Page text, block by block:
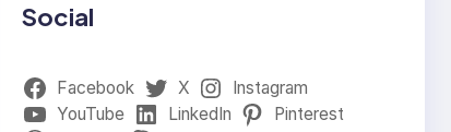
Social
Facebook X
Instagram
YouTube
LinkedIn
Pinterest